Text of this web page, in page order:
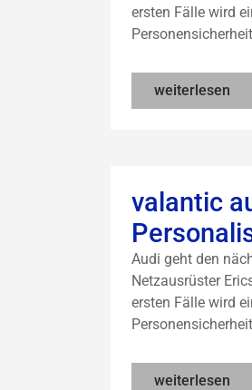
ersten Fälle wird
weiterlesen
valantic
Audi geht den
Netzausrüster
ersten Fälle wird
weiterlesen